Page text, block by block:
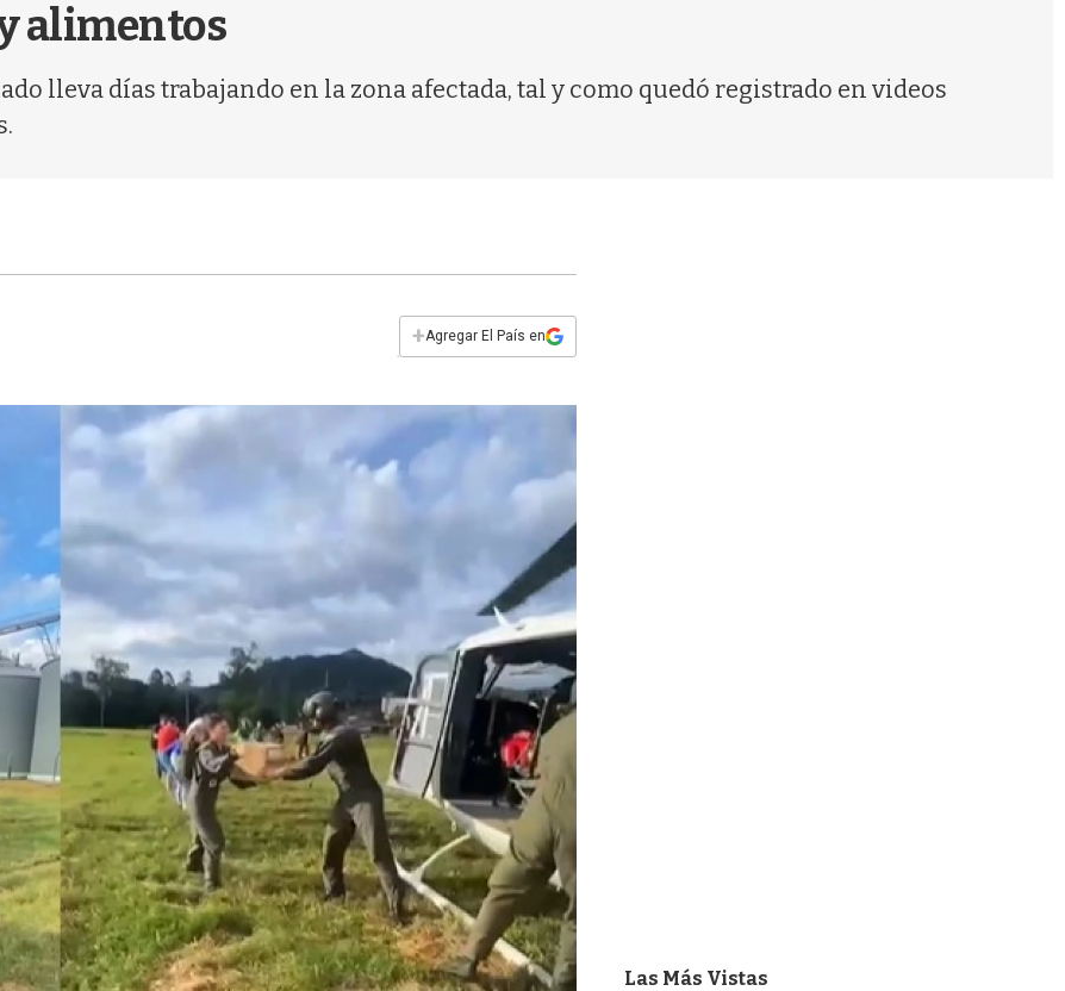
alimentos
lleva días trabajando en la zona afectada, tal y como quedó registrado en videos
+Agregar El País en
Las Más Vistas